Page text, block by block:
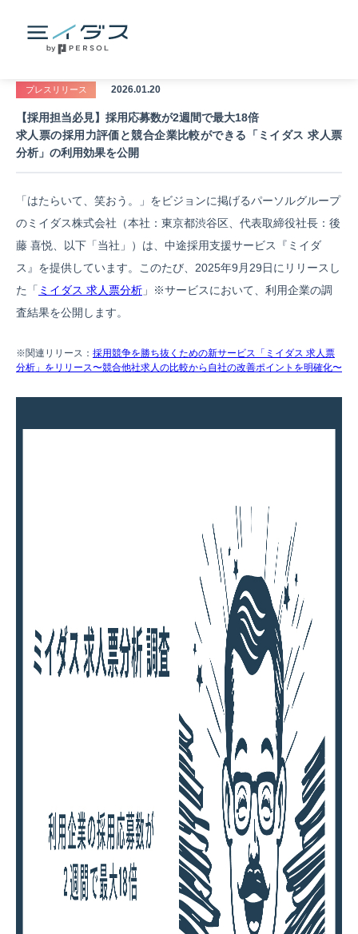
プレスリリース 2026.01.20
【採用担当必見】採用応募数が2週間で最大18倍
求人票の採用力評価と競合企業比較ができる「ミイダス 求人票
分析」の利用効果を公開
「はたらいて、笑おう。」をビジョンに掲げるパーソルグループ
のミイダス株式会社（本社：東京都渋谷区、代表取締役社長：後
藤 喜悦、以下「当社」）は、中途採用支援サービス『ミイダ
ス』を提供しています。このたび、2025年9月29日にリリースし
た「 ミイダス 求人票分析 」 ※サービスにおいて、利用企業の調
査結果を公開します。
※関連リリース： 採用競争を勝ち抜くための新サービス「ミイダス 求人票
分析」をリリース〜競合他社求人の比較から自社の改善ポイントを明確化〜